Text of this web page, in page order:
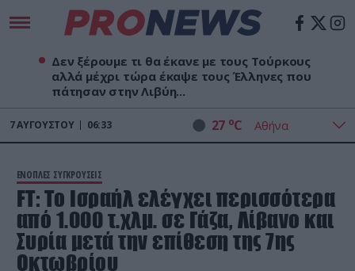
Δεν ξέρουμε τι θα έκανε με τους Τούρκους
αλλά μέχρι τώρα έκαψε τους Έλληνες που
πάτησαν στην Λιβύη...
7ΑΥΓΟΎΣΤΟΥ 06:34 27 oC
ΕΝΟΠΛΕΣ ΣΥΓΚΡΟΥΣΕΙΣ
FT: Το Ισραήλ ελέγχει περισσότερα
από 1.000 τ.χλμ. σε Γάζα, Λίβανο και
Συρία μετά την επίθεση της 7ης
Οκτωβρίου